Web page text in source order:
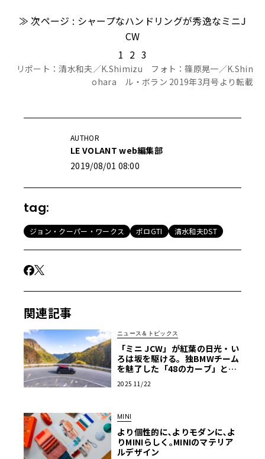
≫ 次ページ : シャープなハンドリングが秀逸なミニJ
CW
1 2 3
リポート：清水和夫／K.Shimizu フォト：篠原晃一／K.Shin
ohara ル・ボラン 2019年3月号より転載
AUTHOR
LE VOLANT web編集部
2019/08/01 08:00
tag:
ジョン・クーパー・ワークス ポロGTI 清水和夫DST
関連記事
ニュース＆トピックス
「ミニ JCW」が紅葉の日光・い
ろは坂を駆ける。独BMWチーム
を魅了した「48のカーブ」と23
2025 11/22
MINI
より個性的に､よりモダンに､よ
りMINIらしく｡MINIのマテリア
ルデザイン